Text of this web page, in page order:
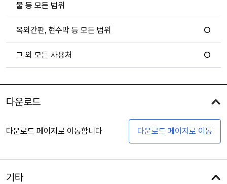
물 등 모든 범위
옥외간판, 현수막 등 모든 범위 O
그 외 모든 사용처 O
다운로드
다운로드 페이지로 이동합니다 다운로드 페이지로 이동
기타